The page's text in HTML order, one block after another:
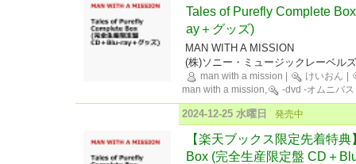
Tales of Purefly Complete
ay＋グッズ)
MAN WITH A MISSION
(株)ソニー・ミュージックレーベルズ
man with a mission けいおん
man with a mission,
-dvd -オムニバ
2024-12-25 水曜日 発売中
【楽天ブックス限定先着特
Box (完全生産限定盤 CD＋